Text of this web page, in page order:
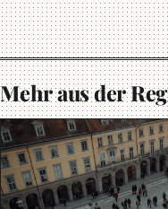
Mehr aus der